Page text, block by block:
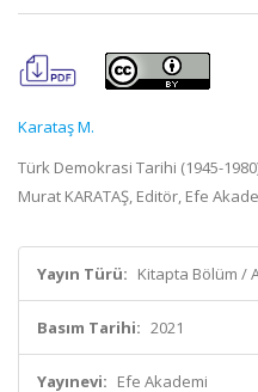
Karataş M.
Türk Demokrasi Tarihi (1945-
Murat KARATAŞ, Editör, Efe
Yayın Türü: Kitapta Bölüm /
Basım Tarihi: 2021
Yayınevi: Efe Akademi